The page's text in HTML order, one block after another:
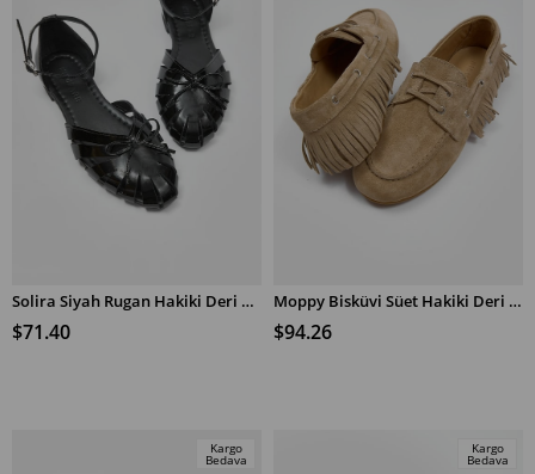
SEPETE EKLE Solira Siyah Rugan Hakiki Deri Babet
$71.40
SEPETE EKLE Moppy Bisküvi Süet Hakiki Deri Kadın Loafer Ayakkabı
$94.26
Kargo
Bedava
Kargo
Bedava